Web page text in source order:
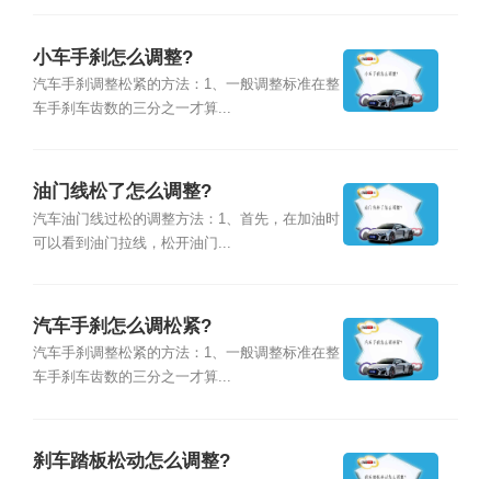
小车手刹怎么调整?
汽车手刹调整松紧的方法：1、一般调整标准在整
车手刹车齿数的三分之一才算...
油门线松了怎么调整?
汽车油门线过松的调整方法：1、首先，在加油时
可以看到油门拉线，松开油门...
汽车手刹怎么调松紧?
汽车手刹调整松紧的方法：1、一般调整标准在整
车手刹车齿数的三分之一才算...
刹车踏板松动怎么调整?